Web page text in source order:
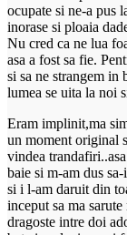
ocupate si ne-a pus
inorase si ploaia
Nu cred ca ne lua
asa a fost sa fie.
si sa ne strangem in
lumea se uita la noi
Eram implinit,ma
un moment original
vindea
baie si m-am dus
si i l-am daruit din
inceput sa ma
dragoste intre doi